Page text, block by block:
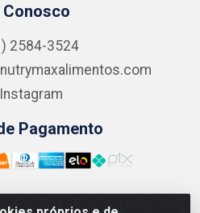
Conosco
2584-3524
Instagram
Pagamento